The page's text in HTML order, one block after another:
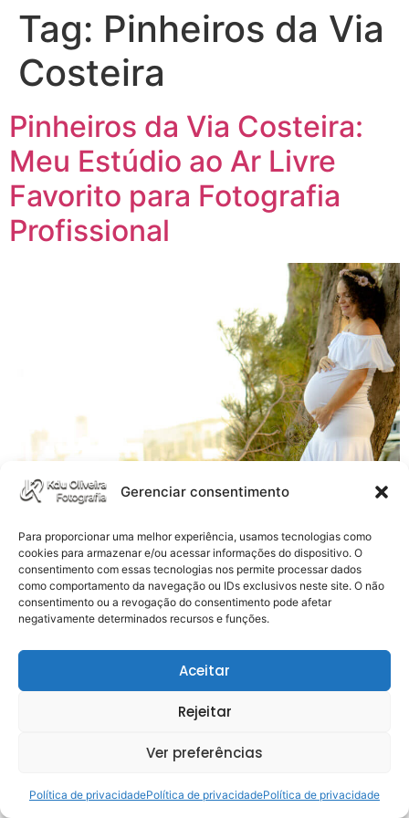
Gerenciar consentimento
Para proporcionar uma melhor experiência, usamos tecnologias como
cookies para armazenar e/ou acessar informações do dispositivo. O
consentimento com essas tecnologias nos permite processar dados
como comportamento da navegação ou IDs exclusivos neste site. O não
consentimento ou a revogação do consentimento pode afetar
negativamente determinados recursos e funções.
Aceitar
Rejeitar
Ver preferências
Política de privacidadePolítica de privacidadePolítica de privacidade
Tag: Pinheiros da Via
Costeira
Pinheiros da Via Costeira:
Meu Estúdio ao Ar Livre
Favorito para Fotografia
Profissional
Como os Pinheiros da Via Costeira Se Tornaram o
Cenário Ideal para Meus Ensaios Fotográficos em Natal
Em minha jornada como fotógrafo profissional, sempre
estive à procura de locais únicos que pudessem servir
como o cenário perfeito para meus ensaios
fotográficos. Entre todos os lugares espetaculares que
Natal tem a oferecer, os Pinheiros da Via […]